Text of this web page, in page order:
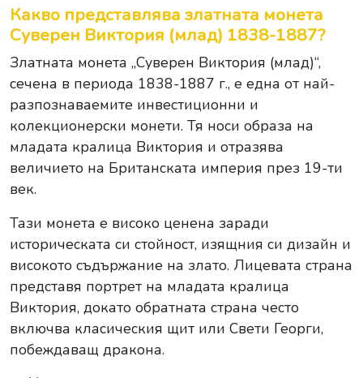
Какво представлява златната монета
Суверен Виктория (млад) 1838-1887?
Златната монета „Суверен Виктория (млад)“,
сечена в периода 1838-1887 г., е една от най-
разпознаваемите инвестиционни и
колекционерски монети. Тя носи образа на
младата кралица Виктория и отразява
величието на Британската империя през 19-ти
век.
Тази монета е високо ценена заради
историческата си стойност, изящния си дизайн и
високото съдържание на злато. Лицевата страна
представя портрет на младата кралица
Виктория, докато обратната страна често
включва класическия щит или Свети Георги,
побеждаващ дракона.